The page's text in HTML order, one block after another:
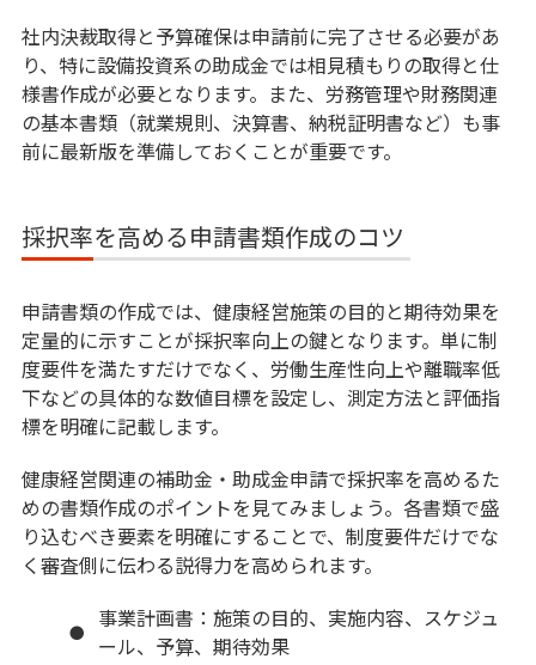
社内決裁取得と予算確保は申請前に完了させる必要があ
り、特に設備投資系の助成金では相見積もりの取得と仕
様書作成が必要となります。また、労務管理や財務関連
の基本書類（就業規則、決算書、納税証明書など）も事
前に最新版を準備しておくことが重要です。
採択率を高める申請書類作成のコツ
申請書類の作成では、健康経営施策の目的と期待効果を
定量的に示すことが採択率向上の鍵となります。単に制
度要件を満たすだけでなく、労働生産性向上や離職率低
下などの具体的な数値目標を設定し、測定方法と評価指
標を明確に記載します。
健康経営関連の補助金・助成金申請で採択率を高めるた
めの書類作成のポイントを見てみましょう。各書類で盛
り込むべき要素を明確にすることで、制度要件だけでな
く審査側に伝わる説得力を高められます。
事業計画書：施策の目的、実施内容、スケジュ
ール、予算、期待効果